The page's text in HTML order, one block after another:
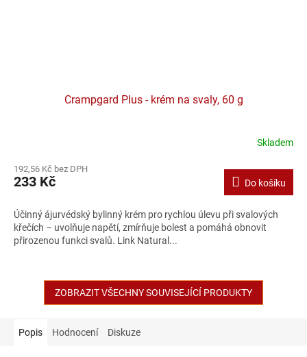
Crampgard Plus - krém na svaly, 60 g
Skladem
192,56 Kč bez DPH
233 Kč Do košíku
Účinný ájurvédský bylinný krém pro rychlou úlevu při svalových
křečích – uvolňuje napětí, zmírňuje bolest a pomáhá obnovit
přirozenou funkci svalů. Link Natural...
ZOBRAZIT VŠECHNY SOUVISEJÍCÍ PRODUKTY
Popis Hodnocení Diskuze